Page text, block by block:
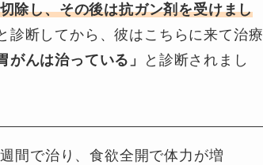
除し、その後は抗ガン剤を受けまし
診断してから、彼はこちらに来て治療
がんは治っている」
と診断されまし
間で治り、食欲全開で体力が増